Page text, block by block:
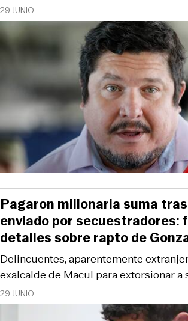
29 JUNIO
29 JUNIO
Delincuentes, aparentemente
exalcalde de Macul para extorsionar a
Pagaron millonaria suma
enviado por secuestradores:
detalles sobre rapto de